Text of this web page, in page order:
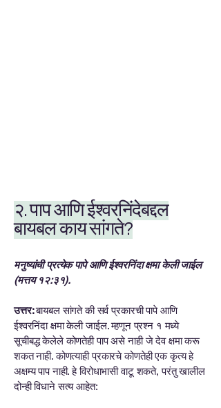
२. पाप आणि ईश्वरनिंदेबद्दल
बायबल काय सांगते?
मनुष्यांची प्रत्येक पापे आणि ईश्वरनिंदा क्षमा केली जाईल
(मत्तय १२:३१).
उत्तर:बायबल सांगते की सर्व प्रकारची पापे आणि
ईश्वरनिंदा क्षमा केली जाईल. म्हणून प्रश्न १ मध्ये
सूचीबद्ध केलेले कोणतेही पाप असे नाही जे देव क्षमा करू
शकत नाही. कोणत्याही प्रकारचे कोणतेही एक कृत्य हे
अक्षम्य पाप नाही. हे विरोधाभासी वाटू शकते, परंतु खालील
दोन्ही विधाने सत्य आहेत: